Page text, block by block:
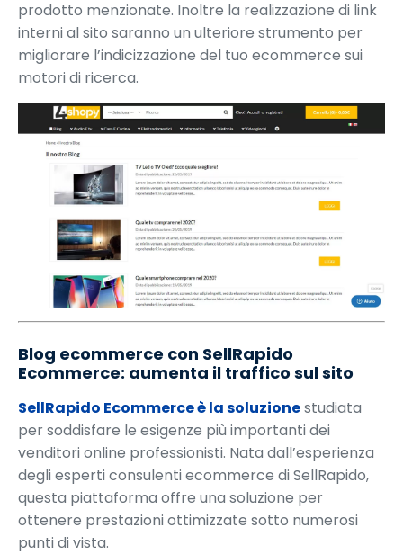
prodotto menzionate. Inoltre la realizzazione di link
interni al sito saranno un ulteriore strumento per
migliorare l’indicizzazione del tuo ecommerce sui
motori di ricerca.
Blog ecommerce con SellRapido
Ecommerce: aumenta il traffico sul sito
SellRapido Ecommerce è la soluzionestudiata
per soddisfare le esigenze più importanti dei
venditori online professionisti. Nata dall’esperienza
degli esperti consulenti ecommerce di SellRapido,
questa piattaforma offre una soluzione per
ottenere prestazioni ottimizzate sotto numerosi
punti di vista.